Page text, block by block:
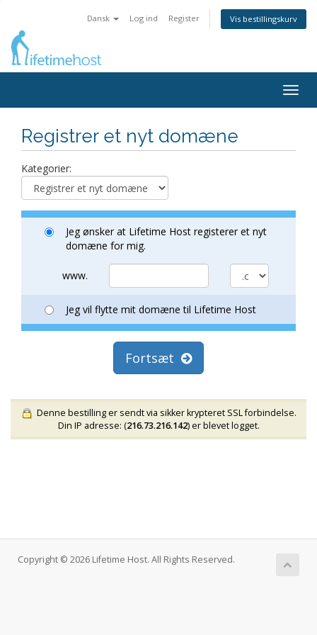
Dansk Log ind Register Vis bestillingskurv
Registrer et nyt domæne
Kategorier:
Jeg ønsker at Lifetime Host registerer et nyt
domæne for mig.
www.
Jeg vil flytte mit domæne til Lifetime Host
Fortsæt
Denne bestilling er sendt via sikker krypteret SSL forbindelse.
Din IP adresse: (216.73.216.142) er blevet logget.
Copyright © 2026 Lifetime Host. All Rights Reserved.